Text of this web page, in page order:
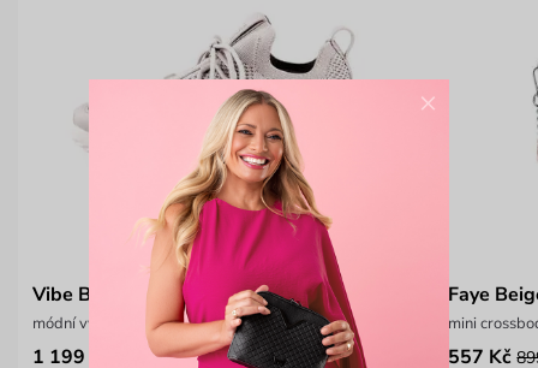
Vibe Beige
módní vycházková obuv
1 199 Kč 1 599 Kč
Faye
mini
557 Kč
×